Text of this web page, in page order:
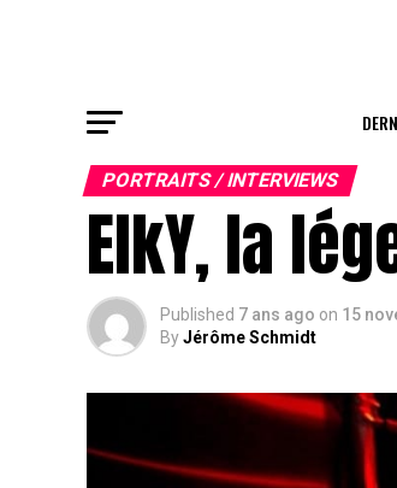
PORTRAITS / INTERVIEWS
ElkY, la
Published 7 ans ago on 15
ByJérôme Schmidt